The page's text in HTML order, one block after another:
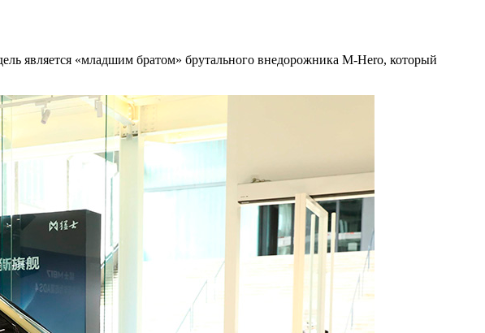
является «младшим братом» брутального внедорожника M-Hero, который